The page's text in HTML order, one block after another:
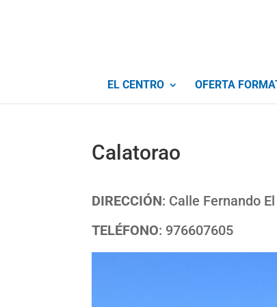
EL CENTRO OFERTA
Calatorao
DIRECCIÓN: Calle Fernando
TELÉFONO: 976607605